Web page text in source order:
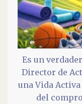
Es un
Director de
una Vida Activa
del